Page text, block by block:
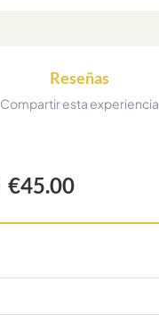
Reseñas
Compartir esta experiencia
€45.00